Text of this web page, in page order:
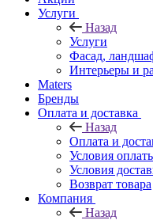
Услуги
Назад
Услуги
Фасад,
Интерьеры и
Maters
Бренды
Оплата и доставка
Назад
Оплата и
Условия
Условия
Возврат товара
Компания
Назад